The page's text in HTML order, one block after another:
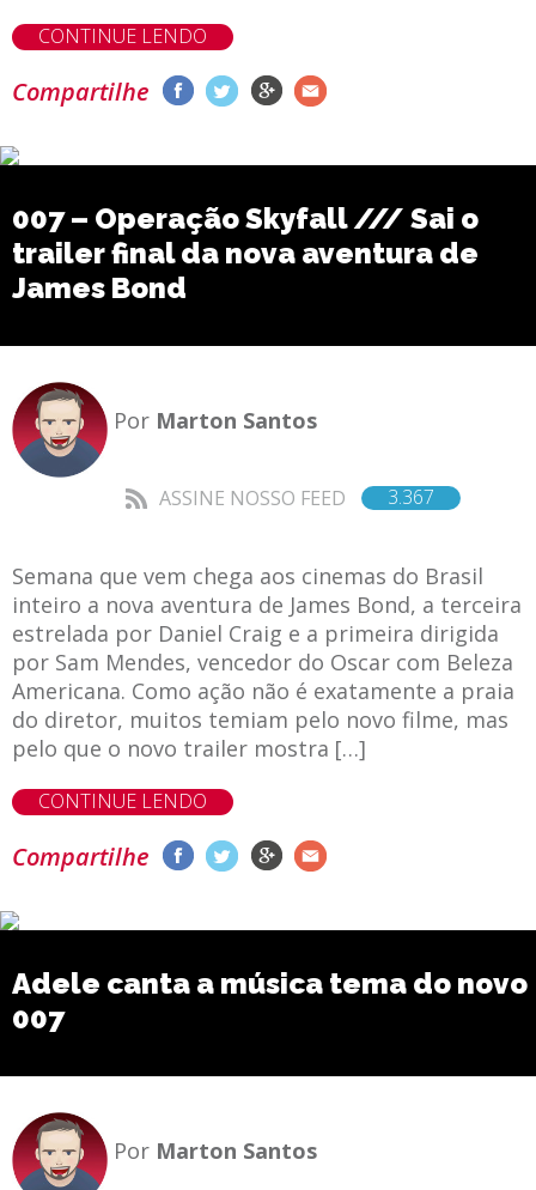
CONTINUE LENDO
Compartilhe
007 – Operação Skyfall /// Sai o
trailer final da nova aventura de
James Bond
Por Marton Santos
ASSINE NOSSO FEED 3.367
Semana que vem chega aos cinemas do Brasil
inteiro a nova aventura de James Bond, a terceira
estrelada por Daniel Craig e a primeira dirigida
por Sam Mendes, vencedor do Oscar com Beleza
Americana. Como ação não é exatamente a praia
do diretor, muitos temiam pelo novo filme, mas
pelo que o novo trailer mostra […]
CONTINUE LENDO
Compartilhe
Adele canta a música tema do novo
007
Por Marton Santos